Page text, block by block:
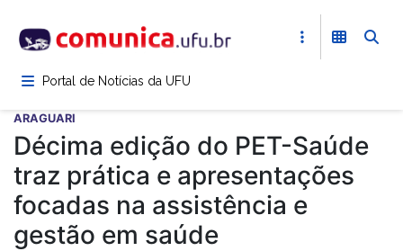
para
conteúdoPortal de Notícias da UFU
ARAGUARI
Décima edição do PET-Saúde
traz prática e apresentações
focadas na assistência e
gestão em saúde